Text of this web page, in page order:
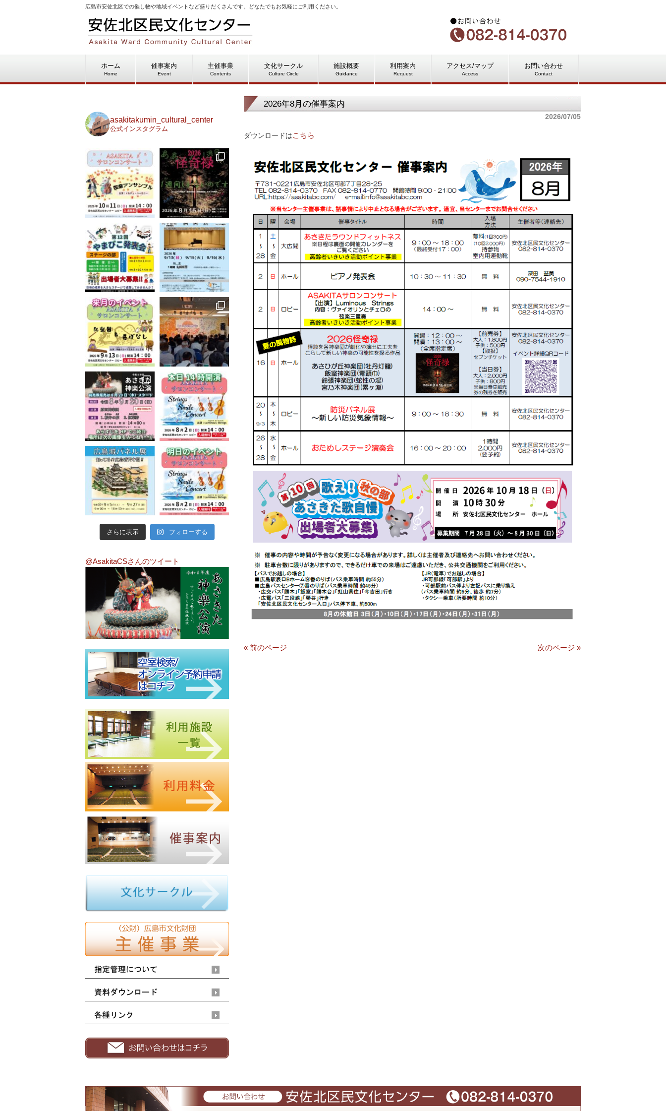
広島市安佐北区での催し物や地域イベントなど盛りだくさんです。どなたでもお気軽にご利用ください。
ホーム
Home
催事案内
Event
主催事業
Contents
文化サークル
Culture Circle
施設概要
Guidance
利用案内
Request
アクセス/マップ
Access
お問い合わせ
Contact
2026年8月の催事案内
2026/07/05
ダウンロードはこちら
« 前のページ 次のページ »
asakitakumin_cultural_center
公式インスタグラム
さらに表示 フォローする
@AsakitaCSさんのツイート